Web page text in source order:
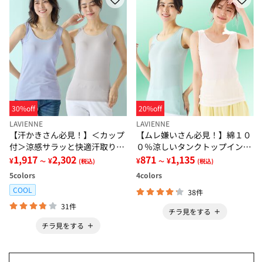
30%off
LAVIENNE
【汗かきさん必見！】＜カップ
付＞涼感サラッと快適汗取りタ
ンクトップインナー＜さらりラ
ボ＞
¥1,917 ～ ¥2,302 (税込)
5colors
COOL
31件
チラ見をする
20%off
LAVIENNE
【ムレ嫌いさん必見！】綿１０
０％涼しいタンクトップインナ
ー＜さらりラボ＞
¥871 ～ ¥1,135 (税込)
4colors
38件
チラ見をする